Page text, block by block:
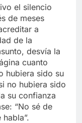
el silencio
de meses
a
de la
desvía la
cuanto
hubiera sido su
no hubiera sido
su confianza
“No sé de